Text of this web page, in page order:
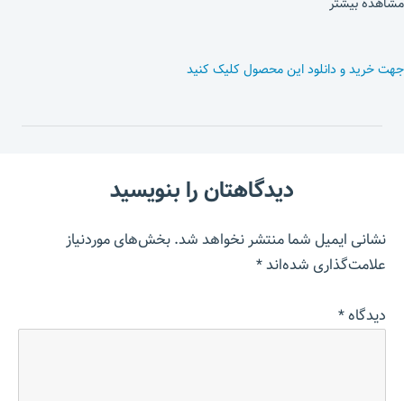
جهت خرید و دانلود این محصول کلیک کنید
دیدگاهتان را بنویسید
نشانی ایمیل شما منتشر نخواهد شد.بخش‌های موردنیاز
علامت‌گذاری شده‌اند*
دیدگاه*